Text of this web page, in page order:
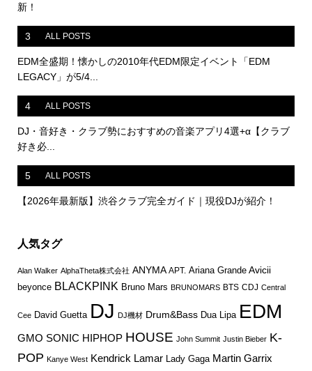
新！
3 ALL POSTS
EDM全盛期！懐かしの2010年代EDM限定イベント「EDM
LEGACY」が5/4...
4 ALL POSTS
DJ・音好き・クラブ勢におすすめの音楽アプリ4選+α【クラブ
好き必...
5 ALL POSTS
【2026年最新版】渋谷クラブ完全ガイド｜現役DJが紹介！
人気タグ
Alan Walker AlphaTheta株式会社 ANYMA APT. Ariana Grande Avicii
beyonce BLACKPINK Bruno Mars BRUNOMARS BTS CDJ Central
Cee David Guetta DJ DJ機材 Drum&Bass Dua Lipa EDM
GMO SONIC HIPHOP HOUSE John Summit Justin Bieber K-
POP Kanye West Kendrick Lamar Lady Gaga Martin Garrix